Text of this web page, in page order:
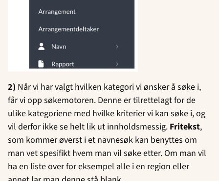
2) Når vi har valgt hvilken kategori vi ønsker å søke i,
får vi opp søkemotoren. Denne er tilrettelagt for de
ulike kategoriene med hvilke kriterier vi kan søke i, og
vil derfor ikke se helt lik ut innholdsmessig. Fritekst,
som kommer øverst i et navnesøk kan benyttes om
man vet spesifikt hvem man vil søke etter. Om man vil
ha en liste over for eksempel alle i en region eller